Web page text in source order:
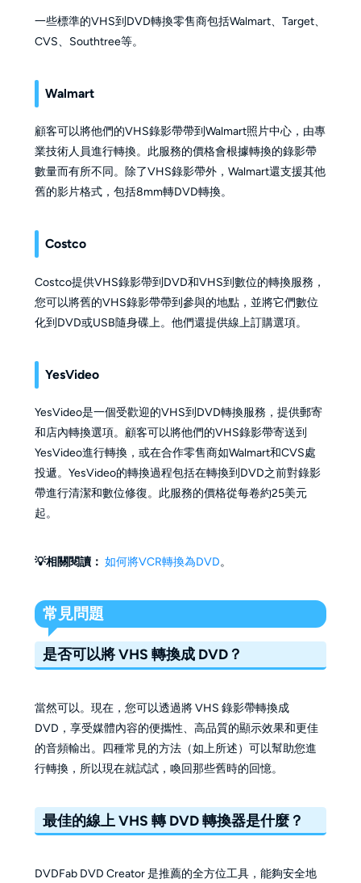
一些標準的VHS到DVD轉換零售商包括Walmart、Target、
CVS、Southtree等。
Walmart
顧客可以將他們的VHS錄影帶帶到Walmart照片中心，由專
業技術人員進行轉換。此服務的價格會根據轉換的錄影帶
數量而有所不同。除了VHS錄影帶外，Walmart還支援其他
舊的影片格式，包括8mm轉DVD轉換。
Costco
Costco提供VHS錄影帶到DVD和VHS到數位的轉換服務，
您可以將舊的VHS錄影帶帶到參與的地點，並將它們數位
化到DVD或USB隨身碟上。他們還提供線上訂購選項。
YesVideo
YesVideo是一個受歡迎的VHS到DVD轉換服務，提供郵寄
和店內轉換選項。顧客可以將他們的VHS錄影帶寄送到
YesVideo進行轉換，或在合作零售商如Walmart和CVS處
投遞。YesVideo的轉換過程包括在轉換到DVD之前對錄影
帶進行清潔和數位修復。此服務的價格從每卷約25美元
起。
💡相關閱讀： 如何將VCR轉換為DVD。
常見問題
是否可以將 VHS 轉換成 DVD？
當然可以。現在，您可以透過將 VHS 錄影帶轉換成
DVD，享受媒體內容的便攜性、高品質的顯示效果和更佳
的音頻輸出。四種常見的方法（如上所述）可以幫助您進
行轉換，所以現在就試試，喚回那些舊時的回憶。
最佳的線上 VHS 轉 DVD 轉換器是什麼？
DVDFab DVD Creator 是推薦的全方位工具，能夠安全地